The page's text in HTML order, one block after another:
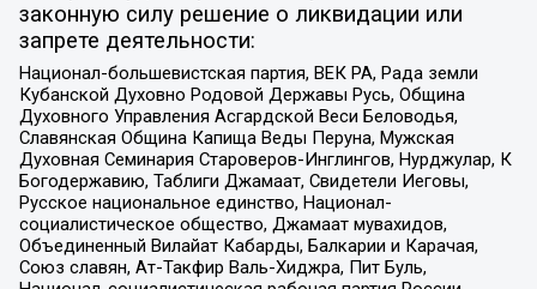
законную силу решение о ликвидации или
запрете деятельности:
Национал-большевистская партия, ВЕК РА, Рада земли
Кубанской Духовно Родовой Державы Русь, Община
Духовного Управления Асгардской Веси Беловодья,
Славянская Община Капища Веды Перуна, Мужская
Духовная Семинария Староверов-Инглингов, Нурджулар, К
Богодержавию, Таблиги Джамаат, Свидетели Иеговы,
Русское национальное единство, Национал-
социалистическое общество, Джамаат мувахидов,
Объединенный Вилайат Кабарды, Балкарии и Карачая,
Союз славян, Ат-Такфир Валь-Хиджра, Пит Буль,